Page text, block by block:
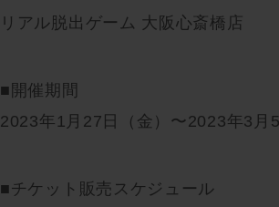
リアル脱出ゲーム 大阪心斎橋店
■開催期間
2023年1月27日（金）〜2023年3月5
■チケット販売スケジュール